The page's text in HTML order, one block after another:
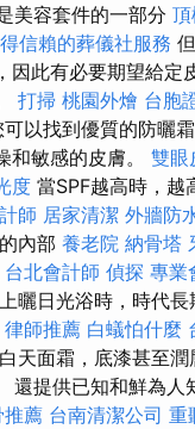
美容套件的一部分
信賴的葬儀社服務
因此有必要期望給定
打掃 桃園外燴 台胞
可以找到優質的防曬
和敏感的皮膚。 雙眼
度 當SPF越高時，越
師 居家清潔 外牆防
內部 養老院 納骨塔
台北會計師 偵探 專業
曬日光浴時，時代
律師推薦 白蟻怕什麼
天面霜，底漆甚至潤
還提供已知和鮮為人
推薦 台南清潔公司 重